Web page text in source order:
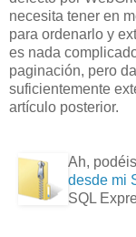
necesita tener en
para ordenarlo y
es nada
paginación, pero
suficientemente
artículo posterior.
Ah, podéis
desde mi
SQL